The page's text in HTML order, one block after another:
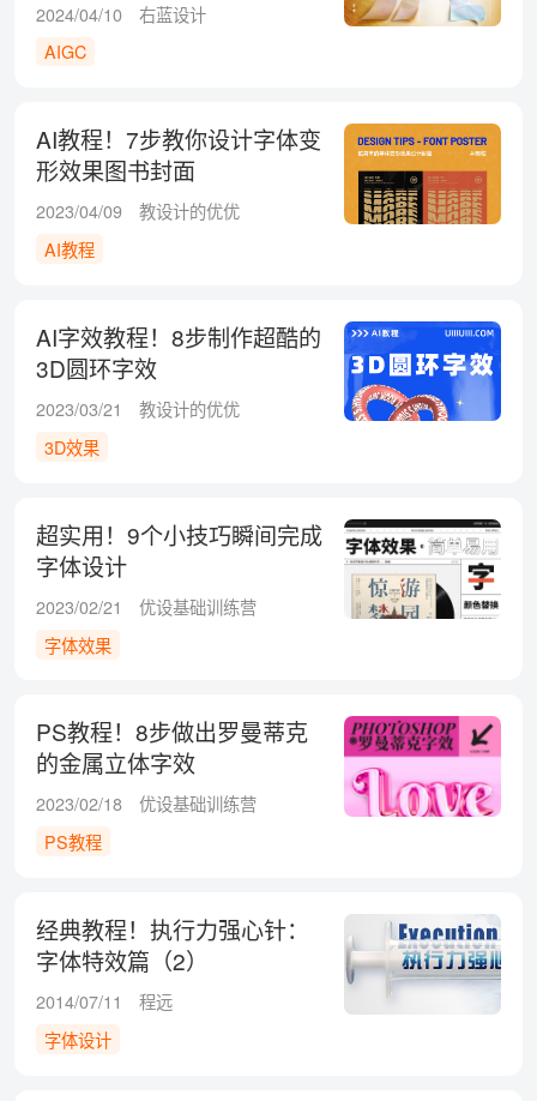
2024/04/10
右蓝设计
AIGC
AI教程！7步教你设计字体变
形效果图书封面
2023/04/09
教设计的优优
AI教程
AI字效教程！8步制作超酷的
3D圆环字效
2023/03/21
教设计的优优
3D效果
超实用！9个小技巧瞬间完成
字体设计
2023/02/21
优设基础训练营
字体效果
PS教程！8步做出罗曼蒂克
的金属立体字效
2023/02/18
优设基础训练营
PS教程
经典教程！执行力强心针：
字体特效篇（2）
2014/07/11
程远
字体设计